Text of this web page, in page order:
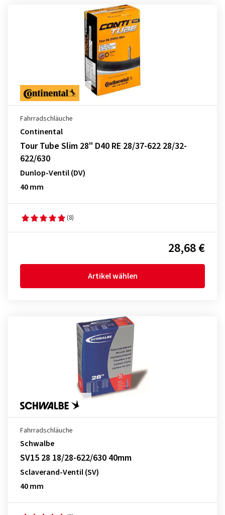
Fahrradschläuche
Continental
Tour Tube Slim 28" D40 RE 28/37-622 28/32-
622/630
Dunlop-Ventil (DV)
40 mm
(8)
28,68 €
Artikel wählen
Fahrradschläuche
Schwalbe
SV15 28 18/28-622/630 40mm
Sclaverand-Ventil (SV)
40 mm